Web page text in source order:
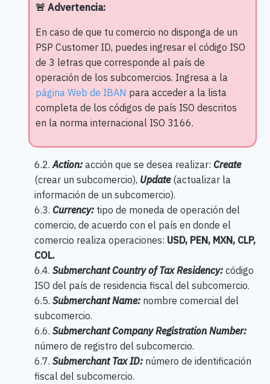
🚨 Advertencia:
En caso de que tu comercio no disponga de un
PSP Customer ID, puedes ingresar el código ISO
de 3 letras que corresponde al país de
operación de los subcomercios. Ingresa a la
página Web de IBAN para acceder a la lista
completa de los códigos de país ISO descritos
en la norma internacional ISO 3166.
6.2. Action: acción que se desea realizar: Create
(crear un subcomercio), Update(actualizar la
información de un subcomercio).
6.3. Currency:tipo de moneda de operación del
comercio, de acuerdo con el país en donde el
comercio realiza operaciones: USD, PEN, MXN, CLP,
COL.
6.4. Submerchant Country of Tax Residency: código
ISO del país de residencia fiscal del subcomercio.
6.5. Submerchant Name: nombre comercial del
subcomercio.
6.6. Submerchant Company Registration Number:
número de registro del subcomercio.
6.7. Submerchant Tax ID:número de identificación
fiscal del subcomercio.